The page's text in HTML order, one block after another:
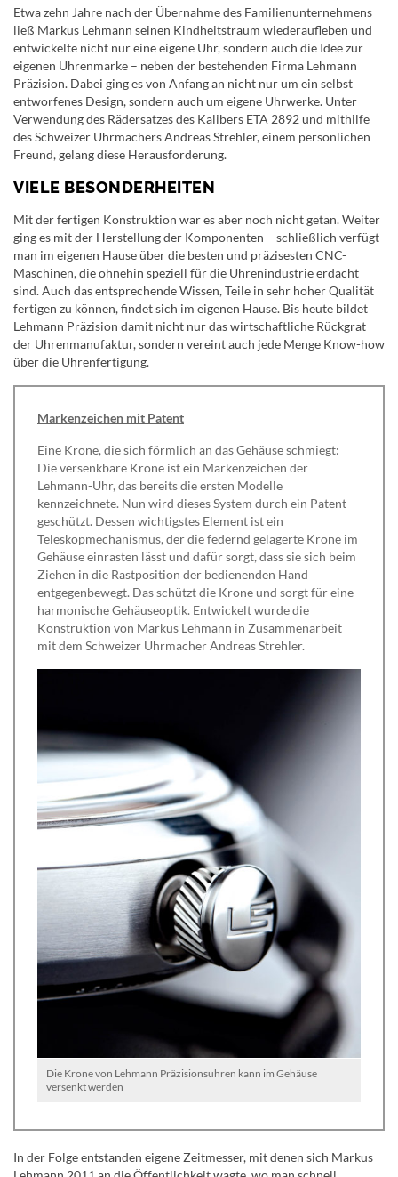
Etwa zehn Jahre nach der Übernahme des Familienunternehmens
ließ Markus Lehmann seinen Kindheitstraum wiederaufleben und
entwickelte nicht nur eine eigene Uhr, sondern auch die Idee zur
eigenen Uhrenmarke – neben der bestehenden Firma Lehmann
Präzision. Dabei ging es von Anfang an nicht nur um ein selbst
entworfenes Design, sondern auch um eigene Uhrwerke. Unter
Verwendung des Rädersatzes des Kalibers ETA 2892 und mithilfe
des Schweizer Uhrmachers Andreas Strehler, einem persönlichen
Freund, gelang diese Herausforderung.
VIELE BESONDERHEITEN
Mit der fertigen Konstruktion war es aber noch nicht getan. Weiter
ging es mit der Herstellung der Komponenten – schließlich verfügt
man im eigenen Hause über die besten und präzisesten CNC-
Maschinen, die ohnehin speziell für die Uhrenindustrie erdacht
sind. Auch das entsprechende Wissen, Teile in sehr hoher Qualität
fertigen zu können, findet sich im eigenen Hause. Bis heute bildet
Lehmann Präzision damit nicht nur das wirtschaftliche Rückgrat
der Uhrenmanufaktur, sondern vereint auch jede Menge Know-how
über die Uhrenfertigung.
Markenzeichen mit Patent
Eine Krone, die sich förmlich an das Gehäuse schmiegt:
Die versenkbare Krone ist ein Markenzeichen der
Lehmann-Uhr, das bereits die ersten Modelle
kennzeichnete. Nun wird dieses System durch ein Patent
geschützt. Dessen wichtigstes Element ist ein
Teleskopmechanismus, der die federnd gelagerte Krone im
Gehäuse einrasten lässt und dafür sorgt, dass sie sich beim
Ziehen in die Rastposition der bedienenden Hand
entgegenbewegt. Das schützt die Krone und sorgt für eine
harmonische Gehäuseoptik. Entwickelt wurde die
Konstruktion von Markus Lehmann in Zusammenarbeit
mit dem Schweizer Uhrmacher Andreas Strehler.
Die Krone von Lehmann Präzisionsuhren kann im Gehäuse
versenkt werden
In der Folge entstanden eigene Zeitmesser, mit denen sich Markus